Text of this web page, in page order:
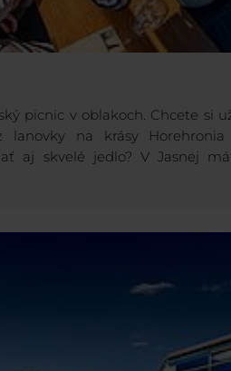
picnic v oblakoch. Chcete si
lanovky na krásy
aj skvelé jedlo? V Jasnej